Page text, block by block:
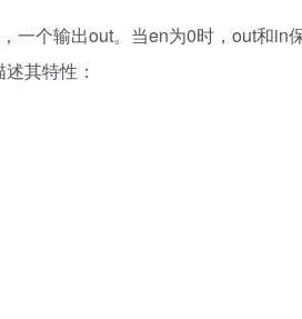
个输出out。当en为0时，out和in
其特性：